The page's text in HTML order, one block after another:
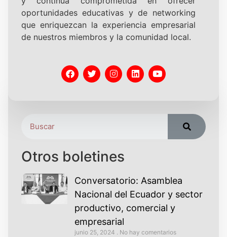
oportunidades educativas y de networking
que enriquezcan la experiencia empresarial
de nuestros miembros y la comunidad local.
Otros boletines
Conversatorio: Asamblea
Nacional del Ecuador y sector
productivo, comercial y
empresarial
junio 25, 2024 No hay comentarios